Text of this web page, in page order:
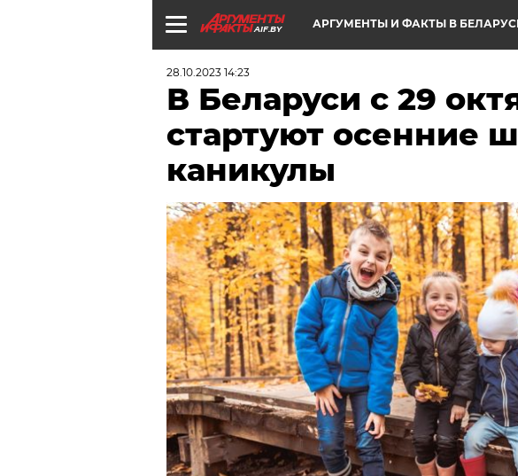
AIF.BY АРГУМЕНТЫ И ФАКТЫ В
28.10.2023 14:23
В Беларуси с 29
стартуют осенние
каникулы